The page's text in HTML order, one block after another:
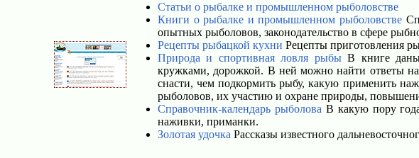
Статьи о рыбалке и промышленном рыболовстве
Книги о рыбалке и промышленном рыболовстве
опытных рыболовов, законодательство в сфере
Рецепты рыбацкой кухни Рецепты приготовления
Природа и спортивная ловля рыбыВ книге даны
кружками, дорожкой. В ней можно найти ответы на
снасти, чем подкормить рыбу, какую применить
рыболовов, их участию и охране природы,
Справочник-календарь рыболова В какую пору
наживки, приманки.
Золотая удочка Рассказы известного